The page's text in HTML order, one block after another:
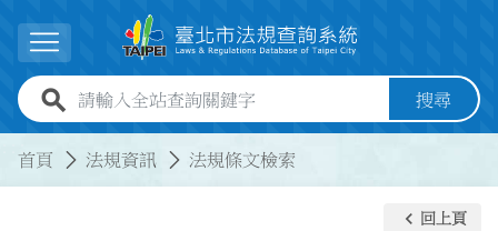
展開選單
全站查詢關鍵字欄位 搜尋
首頁 法規資訊 法規條文檢索
keyboard_arrow_left 回上頁